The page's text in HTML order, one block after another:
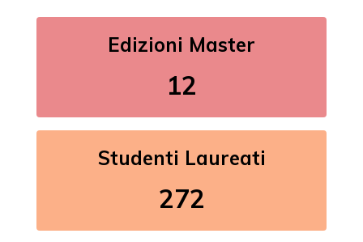
Edizioni Master
12
Studenti Laureati
272